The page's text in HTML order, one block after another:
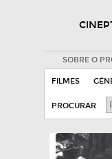
SOBRE O
FILMES
PROCURAR